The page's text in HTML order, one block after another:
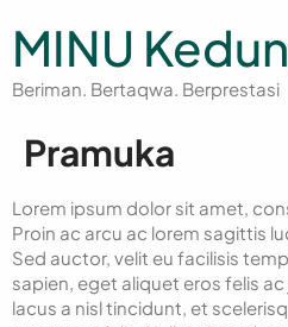
MINU
Beriman. Bertaqwa. Berprestasi
Pramuka
Lorem ipsum dolor sit amet,
Proin ac arcu ac lorem sagittis
Sed auctor, velit eu facilisis
sapien, eget aliquet eros felis
lacus a nisl tincidunt, et